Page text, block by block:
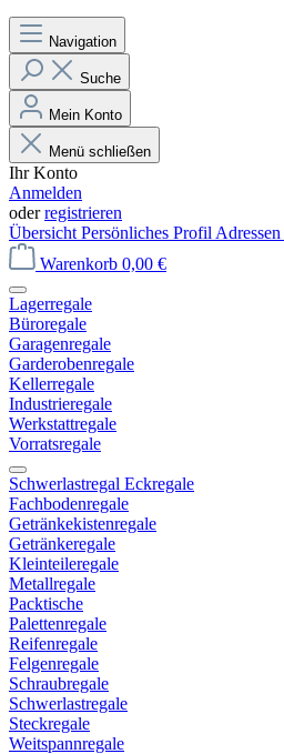
Navigation
Suche
Mein Konto
Menü schließen
Ihr Konto
Anmelden
oderregistrieren
Übersicht Persönliches Profil Adressen
Warenkorb 0,00 €
Lagerregale
Büroregale
Garagenregale
Garderobenregale
Kellerregale
Industrieregale
Werkstattregale
Vorratsregale
Schwerlastregal Eckregale
Fachbodenregale
Getränkekistenregale
Getränkeregale
Kleinteileregale
Metallregale
Packtische
Palettenregale
Reifenregale
Felgenregale
Schraubregale
Schwerlastregale
Steckregale
Weitspannregale